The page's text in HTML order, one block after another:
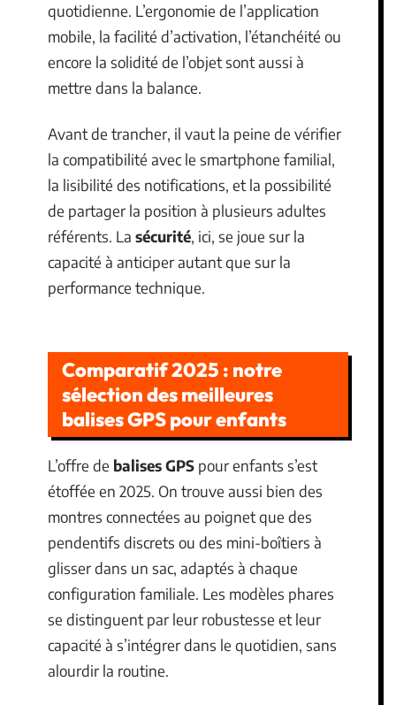
quotidienne. L’ergonomie de l’application
mobile, la facilité d’activation, l’étanchéité ou
encore la solidité de l’objet sont aussi à
mettre dans la balance.
Avant de trancher, il vaut la peine de vérifier
la compatibilité avec le smartphone familial,
la lisibilité des notifications, et la possibilité
de partager la position à plusieurs adultes
référents. La sécurité, ici, se joue sur la
capacité à anticiper autant que sur la
performance technique.
Comparatif 2025 : notre
sélection des meilleures
balises GPS pour enfants
L’offre de balises GPS pour enfants s’est
étoffée en 2025. On trouve aussi bien des
montres connectées au poignet que des
pendentifs discrets ou des mini-boîtiers à
glisser dans un sac, adaptés à chaque
configuration familiale. Les modèles phares
se distinguent par leur robustesse et leur
capacité à s’intégrer dans le quotidien, sans
alourdir la routine.